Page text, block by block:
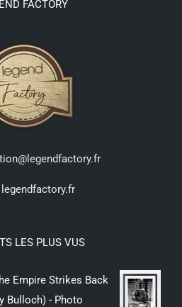
FACTORY
legendfactory.fr
LES PLUS VUS
Empire Strikes Back
Bulloch) - Photo